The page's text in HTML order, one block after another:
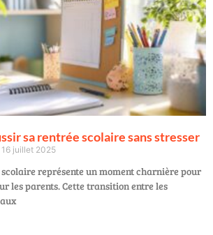
sa rentrée scolaire sans stresser
16 juillet 2025
représente un moment charnière pour
les parents. Cette transition entre les